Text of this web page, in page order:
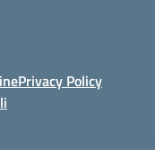
Privacy Policy